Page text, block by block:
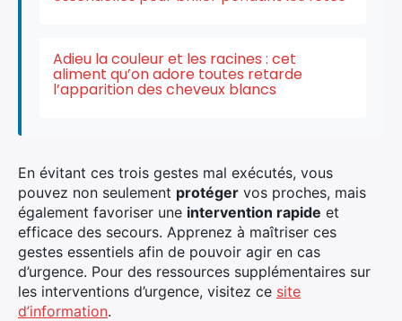
Adieu la couleur et les racines : cet
aliment qu’on adore toutes retarde
l’apparition des cheveux blancs
En évitant ces trois gestes mal exécutés, vous
pouvez non seulement protéger vos proches, mais
également favoriser une intervention rapide et
efficace des secours. Apprenez à maîtriser ces
gestes essentiels afin de pouvoir agir en cas
d’urgence. Pour des ressources supplémentaires sur
les interventions d’urgence, visitez ce site
d’information.